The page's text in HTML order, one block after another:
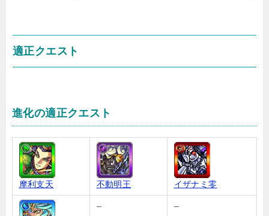
適正クエスト
進化の適正クエスト
摩利支天 不動明王 イザナミ零
– –